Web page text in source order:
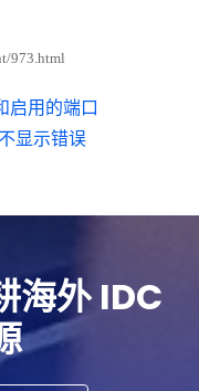
973.html
启用的端口
显示错误
海外 IDC